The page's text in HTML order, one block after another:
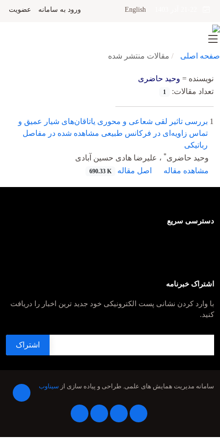
English ورود به سامانه عضویت
صفحه اصلی مقالات منتشر شده
نویسنده = وحید حاضری
تعداد مقالات:
1
1 بررسی تاثیر لقی شعاعی و محوری یاتاقان‌های شیار عمیق و
تماس زاویه‌ای در فرکانس طبیعی مشاهده شده در مفاصل
رباتیکی
وحید حاضری* ، علیرضا هادی حسین آبادی
مشاهده مقاله
اصل مقاله 690.33 K
دسترسی سریع
اشتراک خبرنامه
با وارد کردن نشانی پست الکترونیکی خود جدید ترین اخبار را دریافت
کنید.
سامانه مدیریت همایش های علمی. طراحی و پیاده سازی از سیناوب